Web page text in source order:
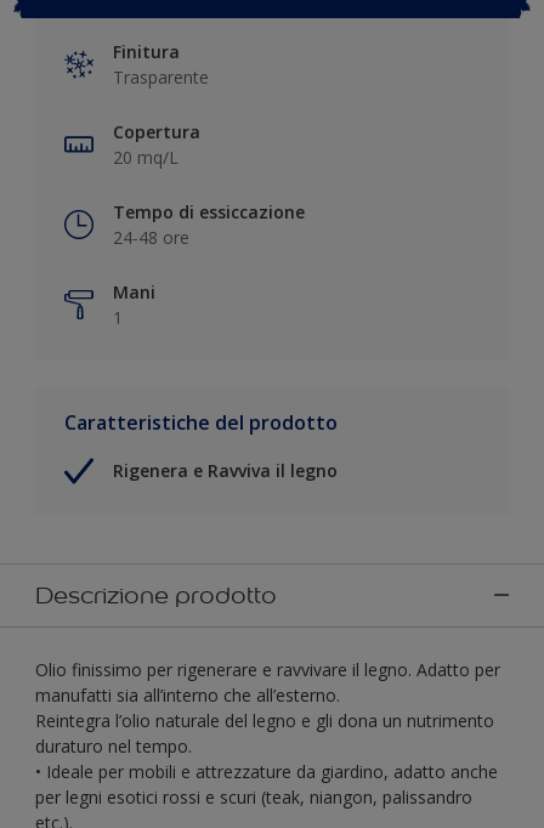
Finitura
Trasparente
Copertura
20 mq/L
Tempo di essiccazione
24-48 ore
Mani
1
Caratteristiche del prodotto
Rigenera e Ravviva il legno
Descrizione prodotto
Olio finissimo per rigenerare e ravvivare il legno. Adatto per
manufatti sia all’interno che all’esterno.
Reintegra l’olio naturale del legno e gli dona un nutrimento
duraturo nel tempo.
• Ideale per mobili e attrezzature da giardino, adatto anche
per legni esotici rossi e scuri (teak, niangon, palissandro
etc.).